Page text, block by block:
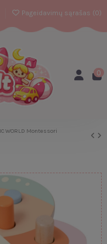
Pageidavimų sąrašas (0)
0
WORLD Montessori